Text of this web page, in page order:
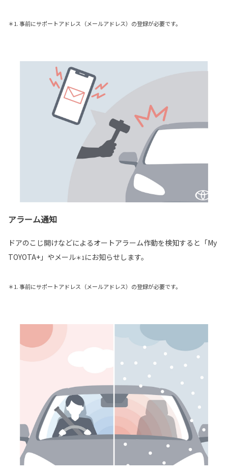
＊1. 事前にサポートアドレス（メールアドレス）の登録が必要です。
アラーム通知
ドアのこじ開けなどによるオートアラーム作動を検知すると「My
TOYOTA+」やメール＊1 にお知らせします。
＊1. 事前にサポートアドレス（メールアドレス）の登録が必要です。